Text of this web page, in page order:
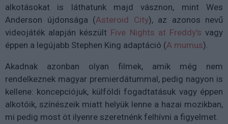
alkotásokat is láthatunk majd vásznon, mint Wes
Anderson újdonsága (Asteroid City), az azonos nevű
videojáték alapján készült Five Nights at Freddy's vagy
éppen a legújabb Stephen King adaptáció (A mumus).
Akadnak azonban olyan filmek, amik még nem
rendelkeznek magyar premierdátummal, pedig nagyon is
kellene: koncepciójuk, külföldi fogadtatásuk vagy éppen
alkotóik, színészeik miatt helyük lenne a hazai mozikban,
mi pedig most öt ilyenre szeretnénk felhívni a figyelmet.